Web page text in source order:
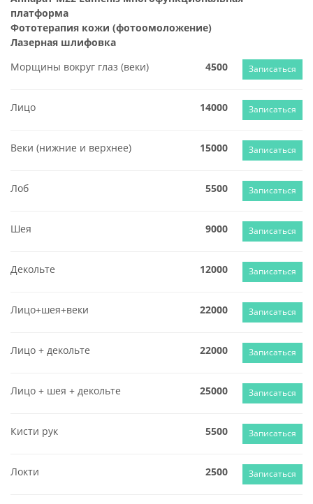
платформа
Фототерапия кожи (фотоомоложение)
Лазерная шлифовка
Морщины вокруг глаз (веки)
4500 Записаться
Лицо 14000 Записаться
Веки (нижние и верхнее) 15000 Записаться
Лоб 5500 Записаться
Шея 9000 Записаться
Декольте 12000 Записаться
Лицо+шея+веки 22000 Записаться
Лицо + декольте 22000 Записаться
Лицо + шея + декольте 25000 Записаться
Кисти рук 5500 Записаться
Локти 2500 Записаться